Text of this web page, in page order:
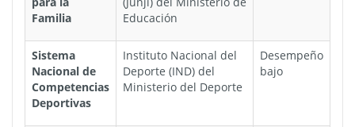
Familia
Educación
Sistema
Nacional de
Competencias
Deportivas
Instituto Nacional del
Deporte (IND) del
Ministerio del Deporte
Desempeño
bajo